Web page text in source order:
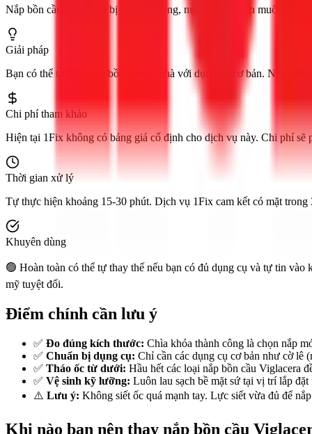
Nắp bồn cầu Viglacera bị hỏng, ố vàng, nứt vỡ hoặc bạn muốn
Giải pháp
Bạn có thể tự thay nắp bồn cầu tại nhà với dụng cụ cơ bản. Nếu
Chi phí tham khảo
Hiện tại 1Fix không có bảng giá cố định cho dịch vụ này. Chi phí sẽ
Thời gian xử lý
Tự thực hiện khoảng 15-30 phút. Dịch vụ 1Fix cam kết có mặt
Khuyên dùng
🟢 Hoàn toàn có thể tự thay thế nếu bạn có đủ dụng cụ và tự tin
mỹ tuyệt đối.
Điểm chính cần lưu ý
✅ Đo đúng kích thước: Chìa khóa thành công là chọn nắp
✅ Chuẩn bị dụng cụ: Chỉ cần các dụng cụ cơ bản như cờ lê
✅ Tháo ốc từ dưới: Hầu hết các loại nắp bồn cầu Viglacera
✅ Vệ sinh kỹ lưỡng: Luôn lau sạch bề mặt sứ tại vị trí lắp
⚠️ Lưu ý: Không siết ốc quá mạnh tay. Lực siết vừa đủ để
Khi nào bạn nên thay nắp bồn cầu